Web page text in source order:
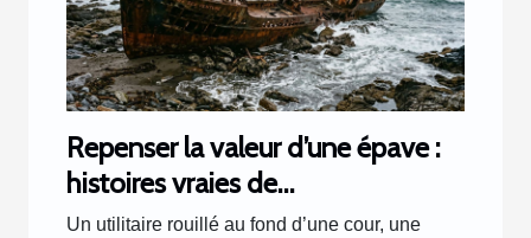
Repenser la valeur d’une épave :
histoires vraies de
transformations inattendues
Un utilitaire rouillé au fond d’une cour, une